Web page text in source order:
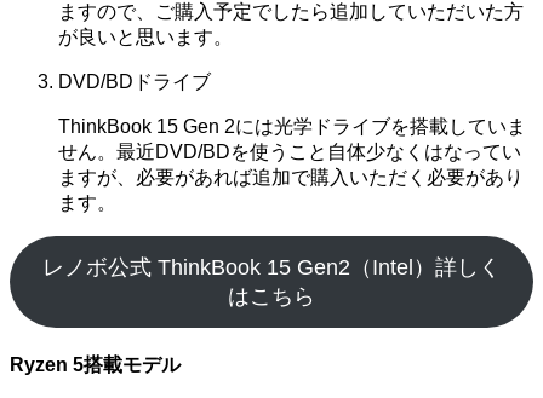
ますので、ご購入予定でしたら追加していただいた方
が良いと思います。
DVD/BDドライブ
ThinkBook 15 Gen 2には光学ドライブを搭載していま
せん。最近DVD/BDを使うこと自体少なくはなってい
ますが、必要があれば追加で購入いただく必要があり
ます。
レノボ公式 ThinkBook 15 Gen2（Intel）詳しく
はこちら
Ryzen 5搭載モデル